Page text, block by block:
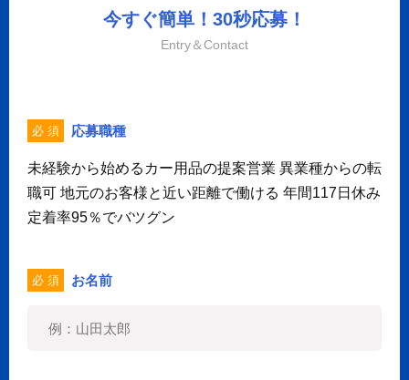
今すぐ簡単！30秒応募！
Entry＆Contact
必 須 応募職種
未経験から始めるカー用品の提案営業 異業種からの転
職可 地元のお客様と近い距離で働ける 年間117日休み
定着率95％でバツグン
必 須 お名前